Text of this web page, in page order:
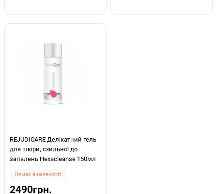
REJUDICARE Делікатний гель
для шкіри, схильної до
запалень Hexacleanse 150мл
Немає в наявності
2490грн.